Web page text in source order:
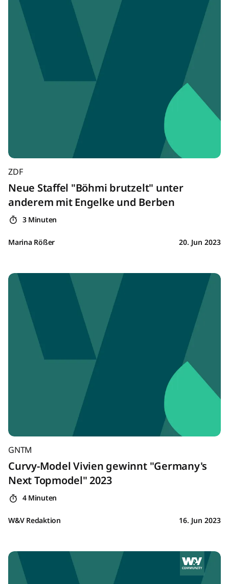
ZDF
Neue Staffel "Böhmi brutzelt" unter
anderem mit Engelke und Berben
3 Minuten
Marina Rößer 20. Jun 2023
GNTM
Curvy-Model Vivien gewinnt "Germany's
Next Topmodel" 2023
4 Minuten
W&V Redaktion 16. Jun 2023